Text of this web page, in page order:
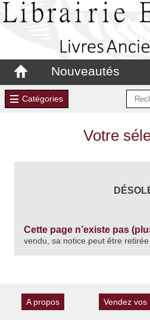
Nouveautés
Catégories
Votre
Cette page n’existe pas
vendu, sa notice peut être
A propos Vendez vos